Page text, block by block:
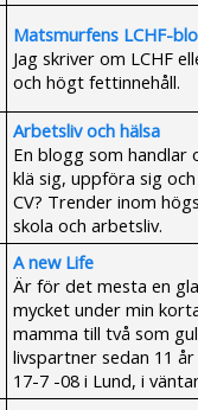
Matsmurfens LCHF-
Jag skriver om LCHF
och högt fettinnehåll.
Arbetsliv och hälsa
En blogg som
klä sig, uppföra sig
CV? Trender inom
skola och arbetsliv.
A new Life
Är för det mesta en
mycket under min
mamma till två som
livspartner sedan 11
17-7 -08 i Lund, i